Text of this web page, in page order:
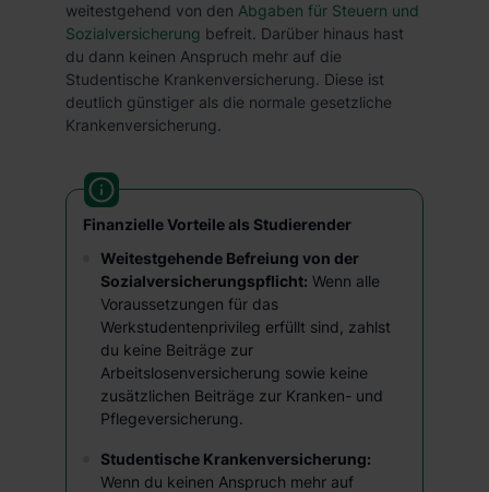
weitestgehend von den Abgaben für Steuern und
Sozialversicherung befreit. Darüber hinaus hast
du dann keinen Anspruch mehr auf die
Studentische Krankenversicherung. Diese ist
deutlich günstiger als die normale gesetzliche
Krankenversicherung.
Finanzielle Vorteile als Studierender
Weitestgehende Befreiung von der
Sozialversicherungspflicht: Wenn alle
Voraussetzungen für das
Werkstudentenprivileg erfüllt sind, zahlst
du keine Beiträge zur
Arbeitslosenversicherung sowie keine
zusätzlichen Beiträge zur Kranken- und
Pflegeversicherung.
Studentische Krankenversicherung:
Wenn du keinen Anspruch mehr auf